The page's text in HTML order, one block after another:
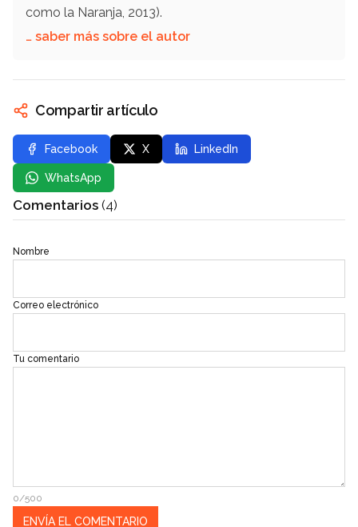
como la Naranja, 2013).
… saber más sobre el autor
Compartir artículo
Facebook X LinkedIn
WhatsApp
Comentarios (4)
Nombre
Correo electrónico
Tu comentario
0/500